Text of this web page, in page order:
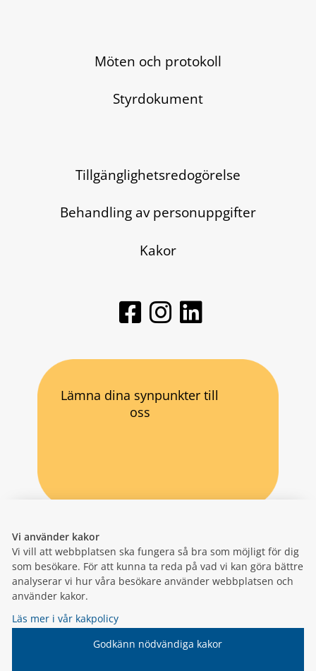
Vi använder kakor
Vi vill att webbplatsen ska fungera så bra som möjligt för dig
som besökare. För att kunna ta reda på vad vi kan göra bättre
analyserar vi hur våra besökare använder webbplatsen och
använder kakor.
Läs mer i vår kakpolicy
Godkänn nödvändiga kakor
Möten och protokoll
Styrdokument
Tillgänglighetsredogörelse
Behandling av personuppgifter
Kakor
Lämna dina synpunkter till
oss